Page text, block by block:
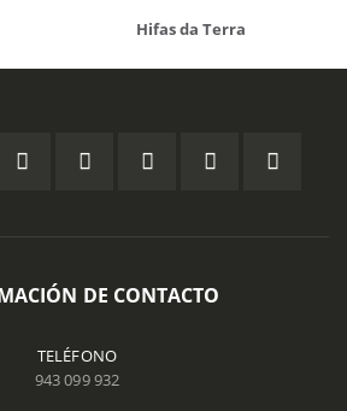
Hifas da Terra
DE CONTACTO
TELÉFONO
943 099 932